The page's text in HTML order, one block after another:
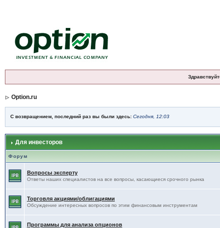
Option.ru
С возвращением, последний раз вы были здесь: Сегодня, 12:03
Для инвесторов
Форум
Вопросы эксперту
Ответы наших специалистов на все вопросы, касающиеся срочного рынка
Торговля акциями/облигациями
Обсуждение интересных вопросов по этим финансовым инструментам
Программы для анализа опционов